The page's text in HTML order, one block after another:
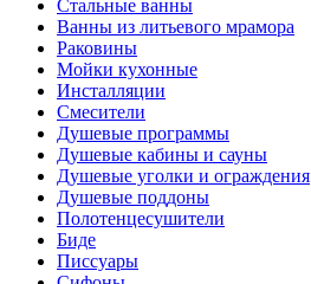
Стальные ванны
Ванны из литьевого мрамора
Раковины
Мойки кухонные
Инсталляции
Смесители
Душевые программы
Душевые кабины и сауны
Душевые уголки и ограждения
Душевые поддоны
Полотенцесушители
Биде
Писсуары